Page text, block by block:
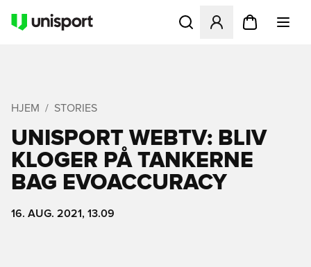
Åbner en Modal til at
HJEM STORIES
UNISPORT WEBTV: BLIV
KLOGER PÅ TANKERNE
BAG EVOACCURACY
16. AUG. 2021, 13.09